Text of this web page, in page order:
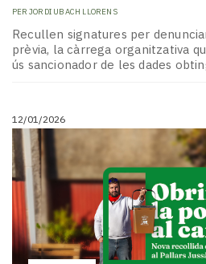
PER JORDI UBACH LLORENS
Recullen signatures per
prèvia, la càrrega organitzativa
ús sancionador de les dades
12/01/2026